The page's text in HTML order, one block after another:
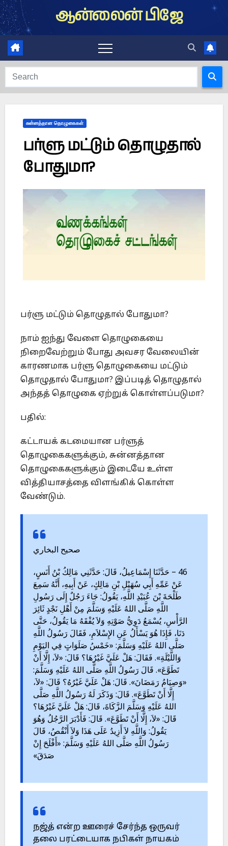
Skip
to
content
ஆன்லைன் பிஜே
சுன்னத்தான தொழுகைகள்
பர்ளு மட்டும் தொழுதால்
போதுமா?
பர்ளு மட்டும் தொழுதால் போதுமா?
நாம் ஐந்து வேளை தொழுகையை
நிறைவேற்றும் போது அவசர வேலையின்
காரணமாக பர்ளு தொழுகையை மட்டும்
தொழுதால் போதுமா? இப்படித் தொழுதால்
அந்தத் தொழுகை ஏற்றுக் கொள்ளப்படுமா?
பதில்:
கட்டாயக் கடமையான பர்ளுத்
தொழுகைகளுக்கும், சுன்னத்தான
தொழுகைகளுக்கும் இடையே உள்ள
வித்தியாசத்தை விளங்கிக் கொள்ள
வேண்டும்.
صحيح البخاري
46 – حَدَّثَنَا إِسْمَاعِيلُ، قَالَ: حَدَّثَنِي مَالِكُ بْنُ أَنَسٍ،
عَنْ عَمِّهِ أَبِي سُهَيْلِ بْنِ مَالِكٍ، عَنْ أَبِيهِ، أَنَّهُ سَمِعَ
طَلْحَةَ بْنَ عُبَيْدِ اللَّهِ، يَقُولُ: جَاءَ رَجُلٌ إِلَى رَسُولِ
اللَّهِ صَلَّى اللهُ عَلَيْهِ وَسَلَّمَ مِنْ أَهْلِ نَجْدٍ ثَائِرَ
الرَّأْسِ، يُسْمَعُ دَوِيُّ صَوْتِهِ وَلاَ يُفْقَهُ مَا يَقُولُ، حَتَّى
دَنَا، فَإِذَا هُوَ يَسْأَلُ عَنِ الإِسْلاَمِ، فَقَالَ رَسُولُ اللَّهِ
صَلَّى اللهُ عَلَيْهِ وَسَلَّمَ: «خَمْسُ صَلَوَاتٍ فِي اليَوْمِ
وَاللَّيْلَةِ». فَقَالَ: هَلْ عَلَيَّ غَيْرُهَا؟ قَالَ: «لاَ، إِلَّا أَنْ
تَطَوَّعَ». قَالَ رَسُولُ اللَّهِ صَلَّى اللهُ عَلَيْهِ وَسَلَّمَ:
«وَصِيَامُ رَمَضَانَ». قَالَ: هَلْ عَلَيَّ غَيْرُهُ؟ قَالَ: «لاَ،
إِلَّا أَنْ تَطَوَّعَ». قَالَ: وَذَكَرَ لَهُ رَسُولُ اللَّهِ صَلَّى
اللهُ عَلَيْهِ وَسَلَّمَ الزَّكَاةَ، قَالَ: هَلْ عَلَيَّ غَيْرُهَا؟
قَالَ: «لاَ، إِلَّا أَنْ تَطَوَّعَ». قَالَ: فَأَدْبَرَ الرَّجُلُ وَهُوَ
يَقُولُ: وَاللَّهِ لاَ أَزِيدُ عَلَى هَذَا وَلاَ أَنْقُصُ، قَالَ
رَسُولُ اللَّهِ صَلَّى اللهُ عَلَيْهِ وَسَلَّمَ: «أَفْلَحَ إِنْ
صَدَقَ»
நஜ்த் என்ற ஊரைச் சேர்ந்த ஒருவர்
தலை பரட்டையாக நபிகள் நாயகம்